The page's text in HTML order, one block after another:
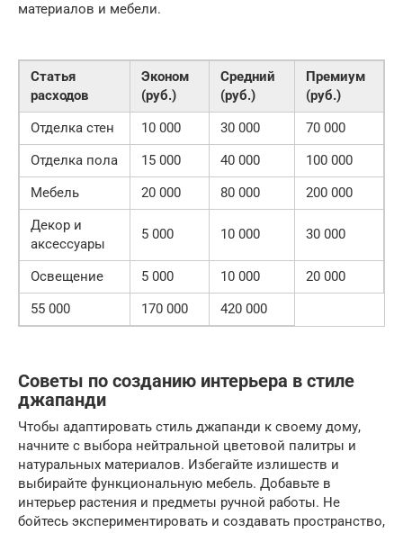
материалов и мебели.
Статья
расходов
Эконом
(руб.)
Средний
(руб.)
Премиум
(руб.)
Отделка стен
10 000 30 000
70 000
Отделка пола
15 000 40 000
100 000
Мебель
20 000 80 000
200 000
Декор и
аксессуары
5 000 10 000 30 000
Освещение 5 000 10 000
20 000
55 000
170 000 420 000
Советы по созданию интерьера в стиле
джапанди
Чтобы адаптировать стиль джапанди к своему дому,
начните с выбора нейтральной цветовой палитры и
натуральных материалов. Избегайте излишеств и
выбирайте функциональную мебель. Добавьте в
интерьер растения и предметы ручной работы. Не
бойтесь экспериментировать и создавать пространство,